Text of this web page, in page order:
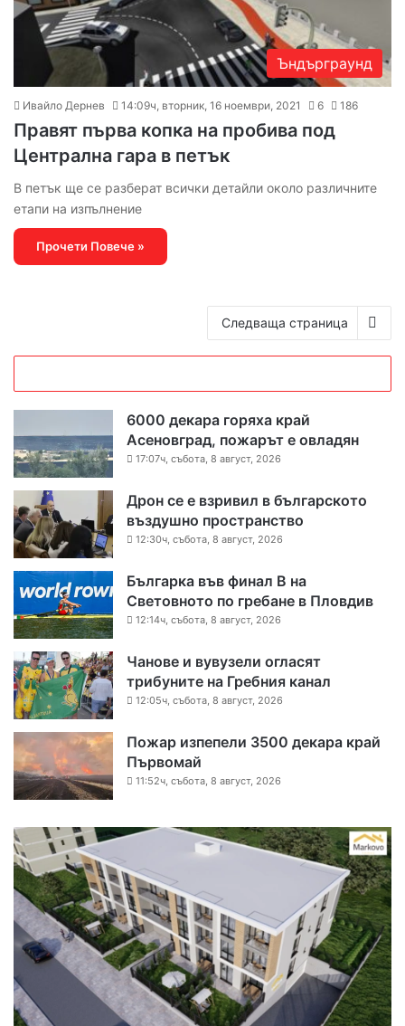
Ъндърграунд
Ивайло Дернев 14:09ч, вторник, 16 ноември, 2021 6 186
Правят първа копка на пробива под
Централна гара в петък
В петък ще се разберат всички детайли около различните
етапи на изпълнение
Прочети Повече »
Следваща страница
6000 декара горяха край
Асеновград, пожарът е овладян
17:07ч, събота, 8 август, 2026
Дрон се е взривил в българското
въздушно пространство
12:30ч, събота, 8 август, 2026
Българка във финал B на
Световното по гребане в Пловдив
12:14ч, събота, 8 август, 2026
Чанове и вувузели огласят
трибуните на Гребния канал
12:05ч, събота, 8 август, 2026
Пожар изпепели 3500 декара край
Първомай
11:52ч, събота, 8 август, 2026